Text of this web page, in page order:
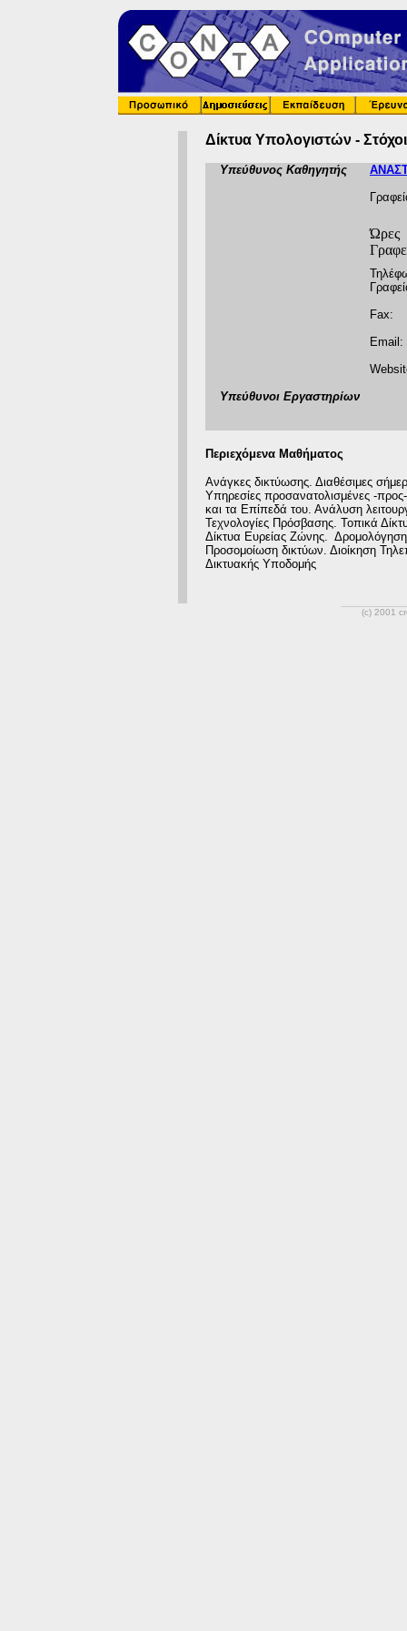
Δίκτυα Υπολογιστών - Στόχοι
Υπεύθυνος Καθηγητής
Ώρες
Fax:
Email:
Υπεύθυνοι Εργαστηρίων
Περιεχόμενα Μαθήματος
Ανάγκες δικτύωσης. Διαθέσιμες
Υπηρεσίες προσανατολισμένες -
και τα Επίπεδά του. Ανάλυση
Τεχνολογίες Πρόσβασης. Τοπικά
Δίκτυα Ευρείας Ζώνης.
Προσομοίωση δικτύων. Διοίκηση
Δικτυακής Υποδομής
(c) 2001